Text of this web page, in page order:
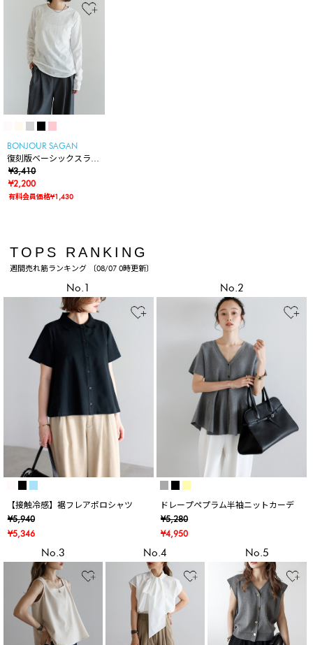
BONJOUR SAGAN
復刻版ベーシックスラブ
ロンT
¥3,410
¥2,200
有料会員価格¥1,430
TOPS RANKING
週間売れ筋ランキング 〔08/07 0時更新〕
No.1
【接触冷感】裾フレアポロシャツ
¥5,940
¥5,346
No.2
ドレープペプラム半袖ニットカーデ
¥5,280
¥4,950
No.3 No.4 No.5